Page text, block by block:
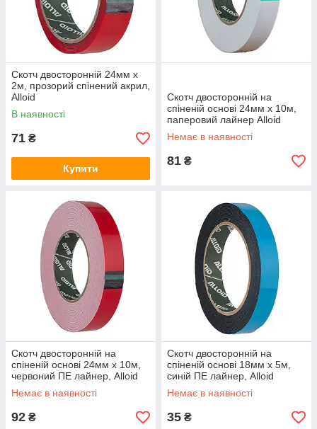
Скотч двосторонній 24мм х
2м, прозорий спінений акрил,
Alloid
В наявності
71 ₴
Купити
Скотч двосторонній на
спіненій основі 24мм х 10м,
паперовий лайнер Alloid
Немає в наявності
81 ₴
Скотч двосторонній на
спіненій основі 24мм х 10м,
червоний ПЕ лайнер, Alloid
Немає в наявності
92 ₴
Скотч двосторонній на
спіненій основі 18мм х 5м,
синій ПЕ лайнер, Alloid
Немає в наявності
35 ₴